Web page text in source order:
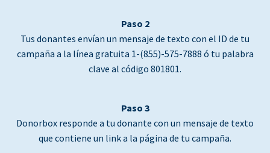
Paso 2
Tus donantes envían un mensaje de texto con el ID de tu
campaña a la línea gratuita 1-(855)-575-7888 ó tu palabra
clave al código 801801.
Paso 3
Donorbox responde a tu donante con un mensaje de texto
que contiene un link a la página de tu campaña.